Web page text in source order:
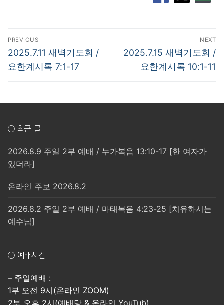
글
탐
색
PREVIOUS
Previous
post:
2025.7.11 새벽기도회 /
요한계시록 7:1-17
NEXT
Next
2025.7.15 새벽기도회 /
요한계시록 10:1-11
○ 최근 글
2026.8.9 주일 2부 예배 / 누가복음 13:10-17 [한 여자가
있더라]
온라인 주보 2026.8.2
2026.8.2 주일 2부 예배 / 마태복음 4:23-25 [치유하시는
예수님]
○ 예배시간
– 주일예배 :
1부 오전 9시(온라인 ZOOM)
2부 오후 2시(예배당 & 온라인 YouTub)